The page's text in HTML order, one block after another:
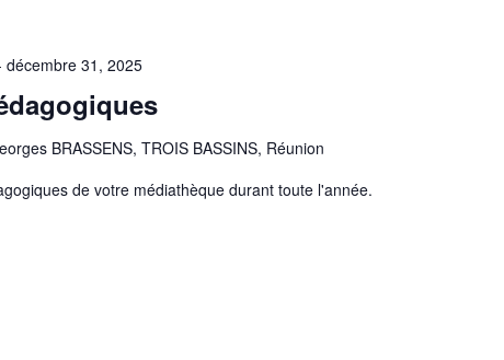
décembre 31, 2025
BRASSENS, TROIS BASSINS, Réunion
de votre médiathèque durant toute l'année.